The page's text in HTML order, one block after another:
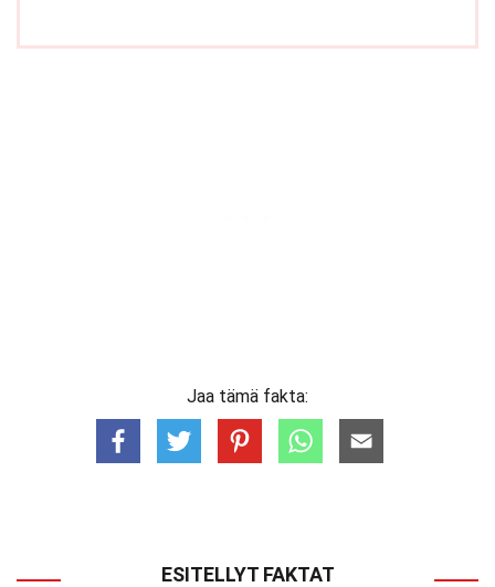
Jaa tämä fakta:
ESITELLYT FAKTAT